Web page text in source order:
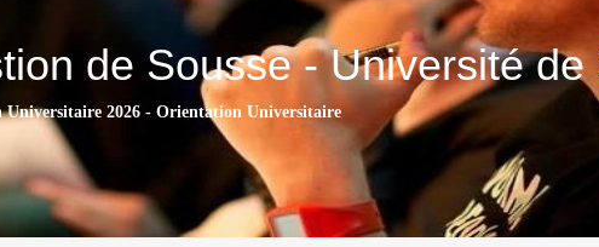
de Sousse - Université de
Universitaire 2026 - Orientation Universitaire